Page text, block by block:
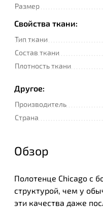
Размер
Свойства ткани:
Тип ткани
Состав ткани
Плотность ткани
Другое:
Производитель
Страна
Обзор
Полотенце Chicago с
структурой, чем у
эти качества даже